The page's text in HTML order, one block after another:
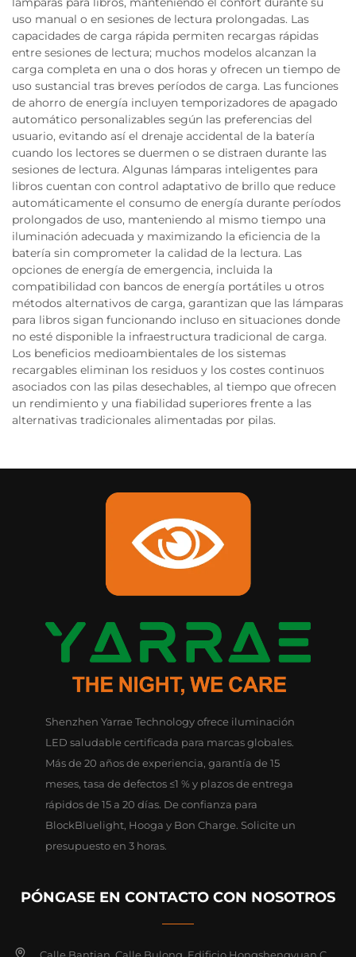
uso manual o en sesiones de lectura prolongadas. Las
capacidades de carga rápida permiten recargas rápidas
entre sesiones de lectura; muchos modelos alcanzan la
carga completa en una o dos horas y ofrecen un tiempo de
uso sustancial tras breves períodos de carga. Las funciones
de ahorro de energía incluyen temporizadores de apagado
automático personalizables según las preferencias del
usuario, evitando así el drenaje accidental de la batería
cuando los lectores se duermen o se distraen durante las
sesiones de lectura. Algunas lámparas inteligentes para
libros cuentan con control adaptativo de brillo que reduce
automáticamente el consumo de energía durante períodos
prolongados de uso, manteniendo al mismo tiempo una
iluminación adecuada y maximizando la eficiencia de la
batería sin comprometer la calidad de la lectura. Las
opciones de energía de emergencia, incluida la
compatibilidad con bancos de energía portátiles u otros
métodos alternativos de carga, garantizan que las lámparas
para libros sigan funcionando incluso en situaciones donde
no esté disponible la infraestructura tradicional de carga.
Los beneficios medioambientales de los sistemas
recargables eliminan los residuos y los costes continuos
asociados con las pilas desechables, al tiempo que ofrecen
un rendimiento y una fiabilidad superiores frente a las
alternativas tradicionales alimentadas por pilas.
Shenzhen Yarrae Technology ofrece iluminación
LED saludable certificada para marcas globales.
Más de 20 años de experiencia, garantía de 15
meses, tasa de defectos ≤1 % y plazos de entrega
rápidos de 15 a 20 días. De confianza para
BlockBluelight, Hooga y Bon Charge. Solicite un
presupuesto en 3 horas.
PÓNGASE EN CONTACTO CON NOSOTROS